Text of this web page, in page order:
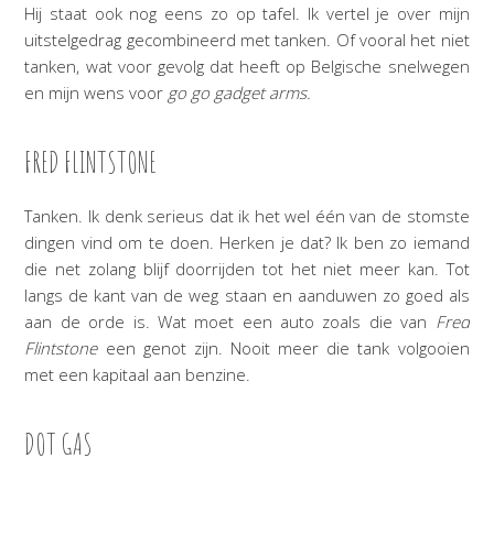
Hij staat ook nog eens zo op tafel. Ik vertel je over mijn
uitstelgedrag gecombineerd met tanken. Of vooral het niet
tanken, wat voor gevolg dat heeft op Belgische snelwegen
en mijn wens voor go go gadget arms.
FRED FLINTSTONE
Tanken. Ik denk serieus dat ik het wel één van de stomste
dingen vind om te doen. Herken je dat? Ik ben zo iemand
die net zolang blijf doorrijden tot het niet meer kan. Tot
langs de kant van de weg staan en aanduwen zo goed als
aan de orde is. Wat moet een auto zoals die van Fred
Flintstoneeen genot zijn. Nooit meer die tank volgooien
met een kapitaal aan benzine.
DOT GAS